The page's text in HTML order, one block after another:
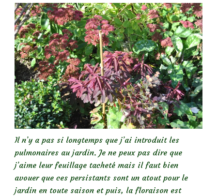
Il n’y a pas si longtemps que j’ai introduit les
pulmonaires au jardin. Je ne peux pas dire que
j’aime leur feuillage tacheté mais il faut bien
avouer que ces persistants sont un atout pour le
jardin en toute saison et puis, la floraison est